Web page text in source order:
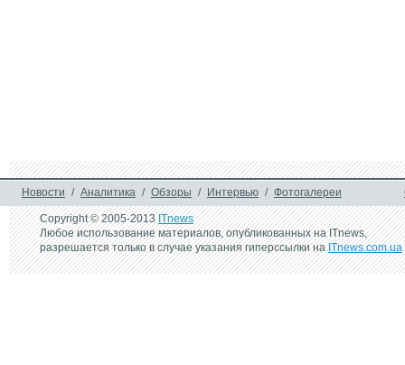
Новости / Аналитика / Обзоры / Интервью / Фотогалереи
Copyright © 2005-2013ITnews
Любое использование материалов, опубликованных на ITnews,
разрешается только в случае указания гиперссылки наITnews.com.ua